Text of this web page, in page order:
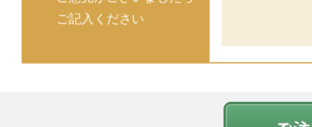
ご記入ください